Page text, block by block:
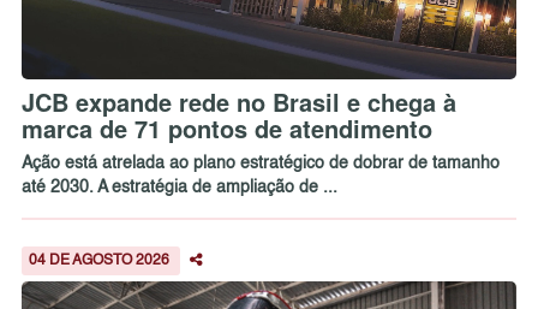
JCB expande rede no Brasil e chega à
marca de 71 pontos de atendimento
Ação está atrelada ao plano estratégico de dobrar de tamanho
até 2030. A estratégia de ampliação de ...
04 DE AGOSTO 2026